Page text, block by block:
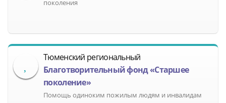
поколения
Тюменский региональный
Благотворительный фонд «Старшее
поколение»
Помощь одиноким пожилым людям и инвалидам